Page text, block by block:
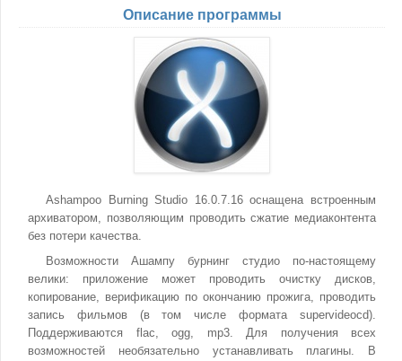
Описание программы
Ashampoo Burning Studio 16.0.7.16 оснащена встроенным
архиватором, позволяющим проводить сжатие медиаконтента
без потери качества.
Возможности Ашампу бурнинг студио по-настоящему
велики: приложение может проводить очистку дисков,
копирование, верификацию по окончанию прожига, проводить
запись фильмов (в том числе формата supervideocd).
Поддерживаются flac, ogg, mp3. Для получения всех
возможностей необязательно устанавливать плагины. В